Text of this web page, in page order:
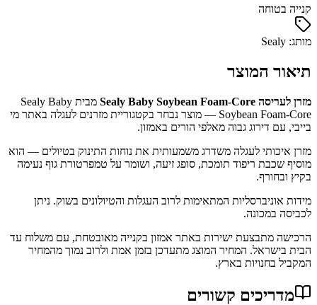
קנייה בטוחה
מותג: Sealy
תיאור המוצר
מזרן לעריסה Sealy Baby Soybean Foam-Core
מבית Sealy Baby
Soybean Foam-Core — מוצר נבחר בקטגוריית מזרנים לעגלה באתר מי
בייבי, עם דירוג גבוה מאלפי הורים באמזון.
מזרן איכותי לעגלה משדרג משמעותית את נוחות התינוק בטיולים — הוא
מוסיף שכבת ריפוד תומכת, סופג זיעה, ושומר על טמפרטורת גוף נעימה
בקיץ ובחורף.
מידות אוניברסליות המתאימות לרוב העגלות והטיולונים בשוק. ניתן
לכביסה במכונה.
הרכישה מתבצעת ישירות באתר אמזון בקנייה מאובטחת, עם משלוח עד
הבית בישראל. המחיר המוצג מתעדכן בזמן אמת ולרוב נמוך מהמחיר
המקביל בחנויות בארץ.
מדריכים קשורים